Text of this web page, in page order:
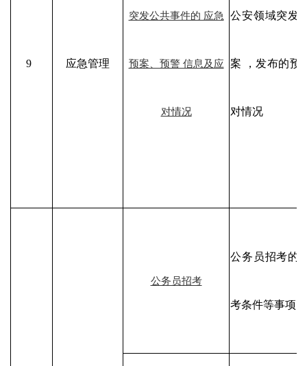
9 应急管理
突发公共事件的 应急
预案、预警 信息及应
对情况
公安领域突发
案 ，发布的预
对情况
公务员招考
公务员招考的
考条件等事项